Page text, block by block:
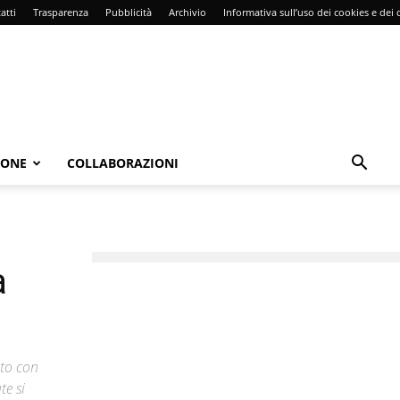
Trasparenza Pubblicità Archivio Informativa sull’uso dei cookies e dei
COLLABORAZIONI
con
si